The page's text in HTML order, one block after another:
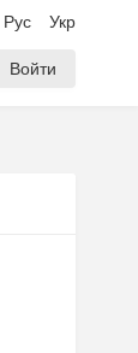
Рус Укр
Войти